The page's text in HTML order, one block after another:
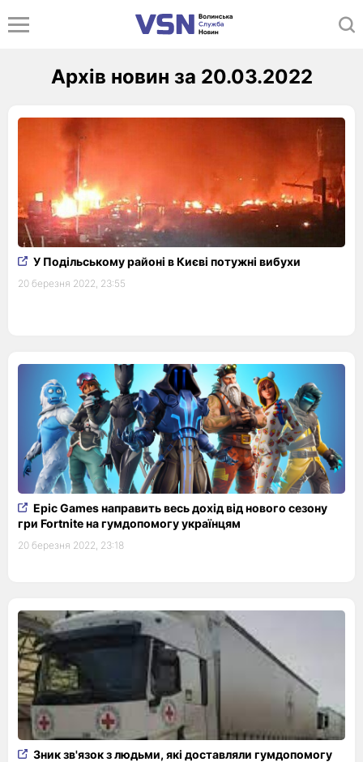
Архів новин за 20.03.2022
У Подільському районі в Києві потужні вибухи
20 березня 2022, 23:55
Epic Games направить весь дохід від нового сезону
гри Fortnite на гумдопомогу українцям
20 березня 2022, 23:18
Зник зв'язок з людьми, які доставляли гумдопомогу